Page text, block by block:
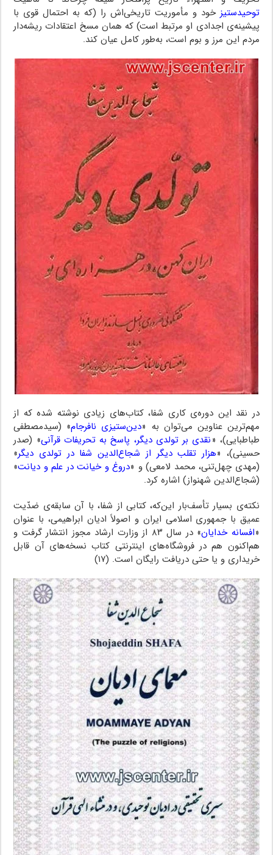
توحیدستیز خود و مأموریت تاریخی‌اش را (که به احتمال قوی با
پیشینه‌ی اجدادی او مرتبط است) که همان مسخ اعتقادات ریشه‌دار
مردم این مرز و بوم است، به‌طور کامل عیان کند.
در نقد این دوره‌ی کاری شفا، کتاب‌های زیادی نوشته شده که از
مهم‌ترین عناوین می‌توان به «دین‌ستیزی نافرجام» (سیدمصطفی
طباطبایی)، «نقدی بر تولدی دیگر، پاسخ به تحریفات قرآنی» (صدر
حسینی)، «هزار تقلب دیگر از شجاع‌الدین شفا در تولدی دیگر»
(مهدی چهل‌تنی، محمد لامعی) و «دروغ و خیانت در علم و دیانت»
(شجاع‌الدین شهنواز) اشاره کرد.
نکته‌ی بسیار تأسف‌بار این‌که، کتابی از شفا، با آن سابقه‌ی ضدّیت
عمیق با جمهوری اسلامی ایران و اصولاً ادیان ابراهیمی، با عنوان
«افسانه خدایان
» در سال ۸۳ از وزارت ارشاد مجوز انتشار گرفت و
هم‌‌اکنون هم در فروشگاه‌های اینترنتی کتاب نسخه‌های آن قابل
خریداری و یا حتی دریافت رایگان است. (۱۷)